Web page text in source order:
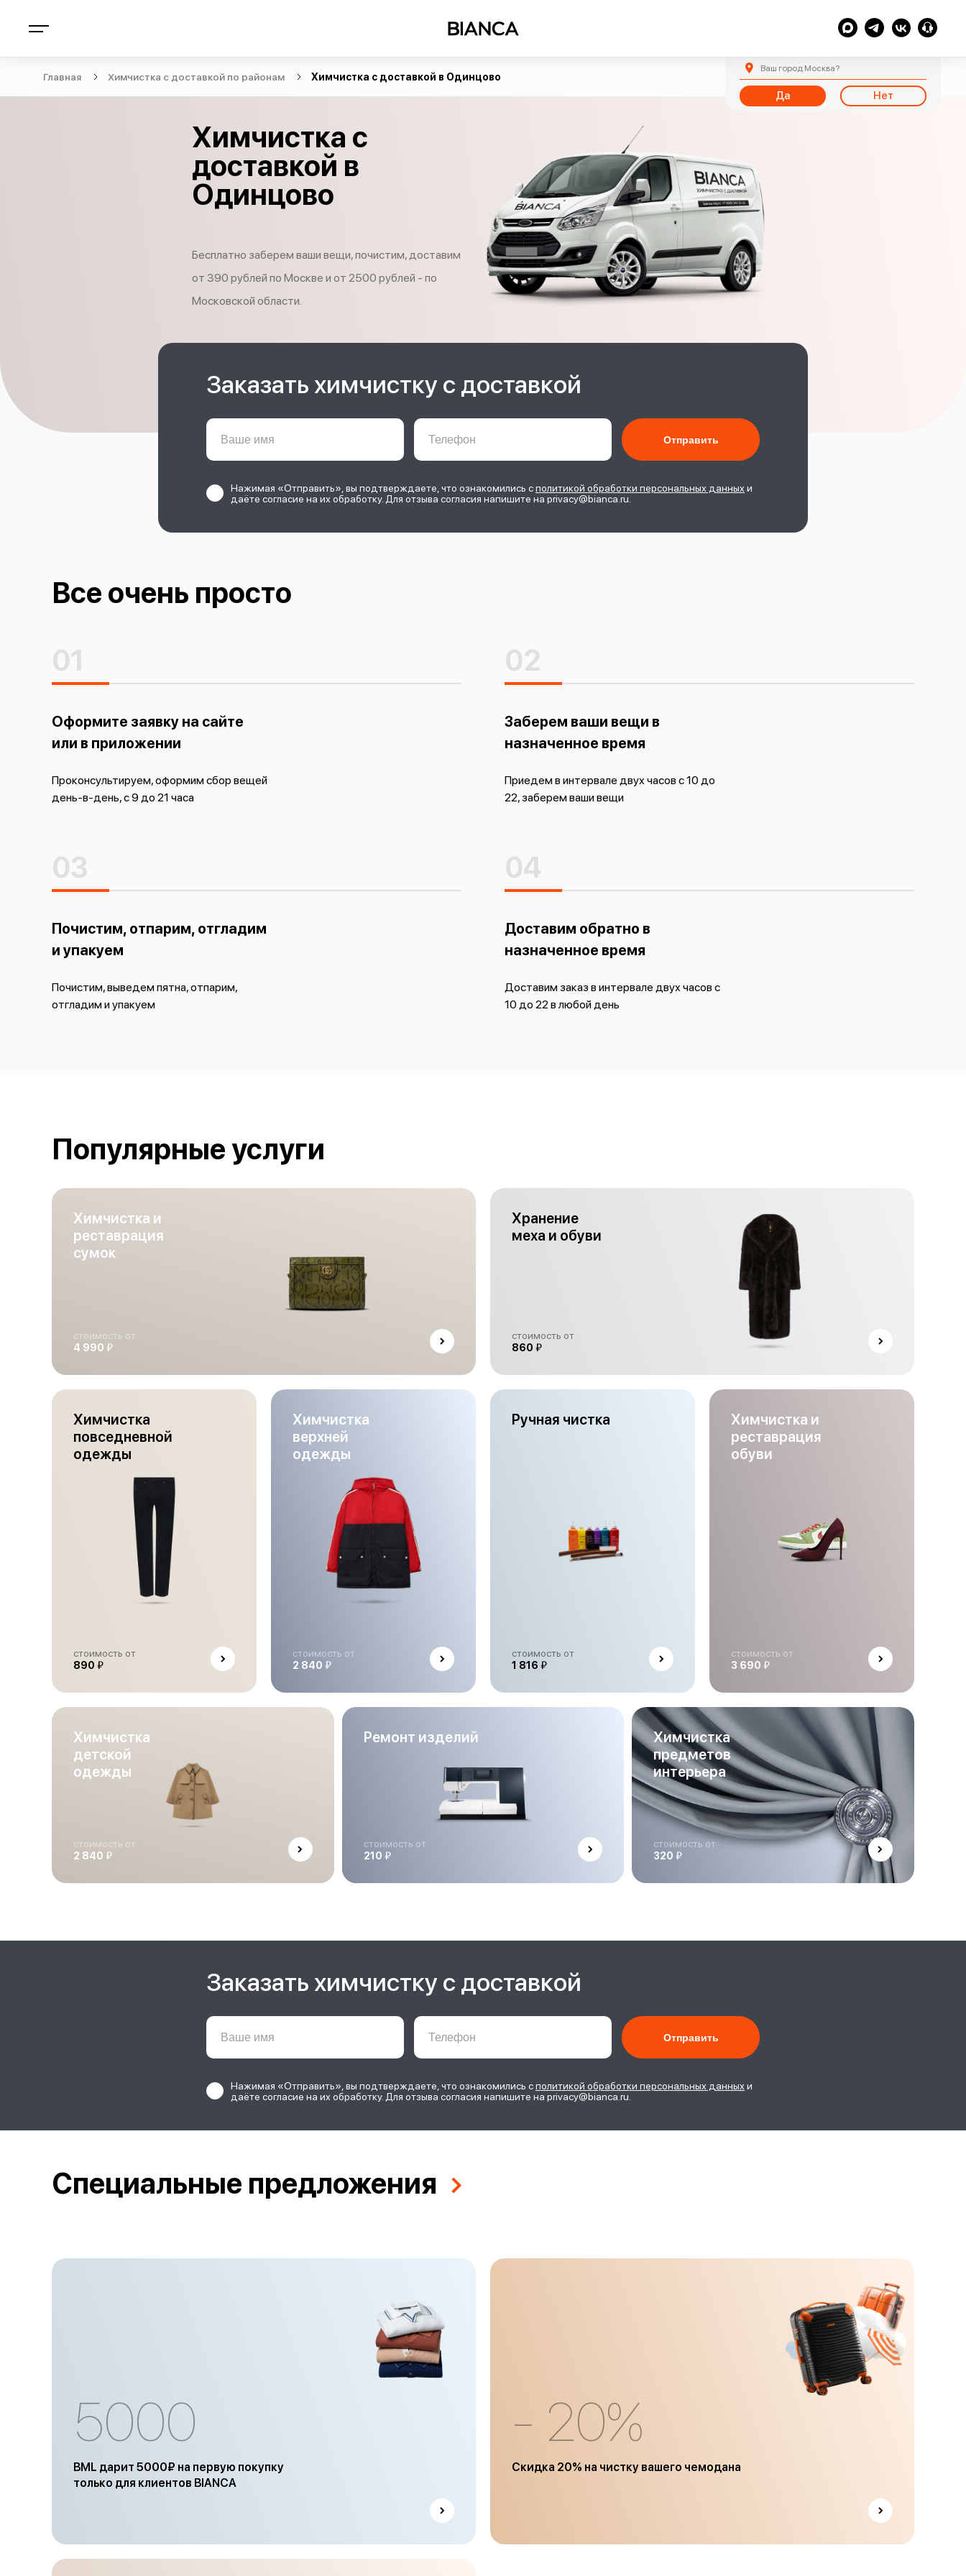
Ваш город Москва?
Да Нет
Главная Химчистка с доставкой по районам Химчистка с доставкой в Одинцово
Химчистка с
доставкой в
Одинцово
Бесплатно заберем ваши вещи, почистим, доставим
от 390 рублей по Москве и от 2500 рублей - по
Московской области.
Заказать химчистку с доставкой
Нажимая «Отправить», вы подтверждаете, что ознакомились сполитикой обработки персональных данных и
даёте согласие на их обработку. Для отзыва согласия напишите на privacy@bianca.ru.
Все очень просто
01
Оформите заявку на сайте
или в приложении
Проконсультируем, оформим сбор вещей
день-в-день, с 9 до 21 часа
02
Заберем ваши вещи в
назначенное время
Приедем в интервале двух часов с 10 до
22, заберем ваши вещи
03
Почистим, отпарим, отгладим
и упакуем
Почистим, выведем пятна, отпарим,
отгладим и упакуем
04
Доставим обратно в
назначенное время
Доставим заказ в интервале двух часов с
10 до 22 в любой день
Популярные услуги
Химчистка и
реставрация
сумок
стоимость от
4 990 й
Химчистка
повседневной
одежды
стоимость от
890 й
Химчистка
верхней
одежды
стоимость от
2 840 й
Ручная чистка
стоимость от
1 816 й
Химчистка и
реставрация
обуви
стоимость от
3 690 й
Хранение
меха и обуви
стоимость от
860 й
Химчистка
детской
одежды
стоимость от
2 840 й
Ремонт изделий
стоимость от
210 й
Химчистка
предметов
интерьера
стоимость от
320 й
Заказать химчистку с доставкой
Нажимая «Отправить», вы подтверждаете, что ознакомились сполитикой обработки персональных данных и
даёте согласие на их обработку. Для отзыва согласия напишите на privacy@bianca.ru.
Специальные предложения
5000
BML дарит 5000₽ на первую покупку
только для клиентов BIANCA
- 20%
Скидка 20% на чистку вашего чемодана